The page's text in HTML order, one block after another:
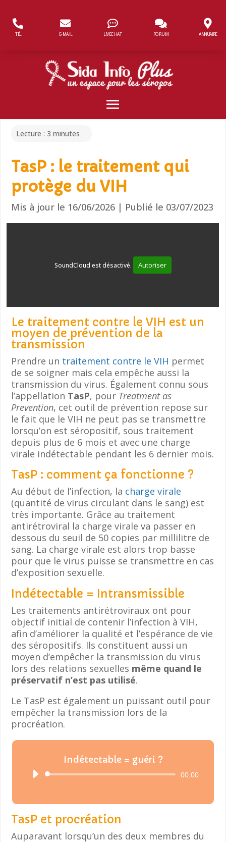
TÉL E-MAIL LIVECHAT FORUM ANNUAIRE
Lecture : 3 minutes
TasP : le traitement qui
protège du VIH
Mis à jour le 16/06/2026 | Publié le 03/07/2023
SoundCloud est désactivé. Autoriser
Le traitement contre le VIH est un
moyen de prévention de la
transmission
Prendre un traitement contre le VIH permet
de se soigner mais cela empêche aussi la
transmission du virus. Également connu sous
l’appellation TasP, pour Treatment as
Prevention, cet outil de prévention repose sur
le fait que le VIH ne peut pas se transmettre
lorsqu’on est séropositif, sous traitement
depuis plus de 6 mois et avec une charge
virale indétectable pendant les 6 dernier mois.
TasP : comment ça fonctionne ?
Au début de l’infection, la charge virale
(quantité de virus circulant dans le sang) est
très importante. Grâce au traitement
antirétroviral la charge virale va passer en
dessous du seuil de 50 copies par millilitre de
sang. La charge virale est alors trop basse
pour que le virus puisse se transmettre en cas
d’exposition sexuelle.
Indétectable = Intransmissible
Les traitements antirétroviraux ont pour
objectif initial de contenir l’infection à VIH,
afin d’améliorer la qualité et l’espérance de vie
des séropositifs. Ils constituent aussi un
moyen d’empêcher la transmission du virus
lors des relations sexuelles même quand le
préservatif n’est pas utilisé.
Le TasP est également un puissant outil pour
empêcher la transmission lors de la
procréation.
Indétectable = guéri ?
Lecteur
00:00
TasP et procréation
Auparavant lorsqu’un des deux membres du